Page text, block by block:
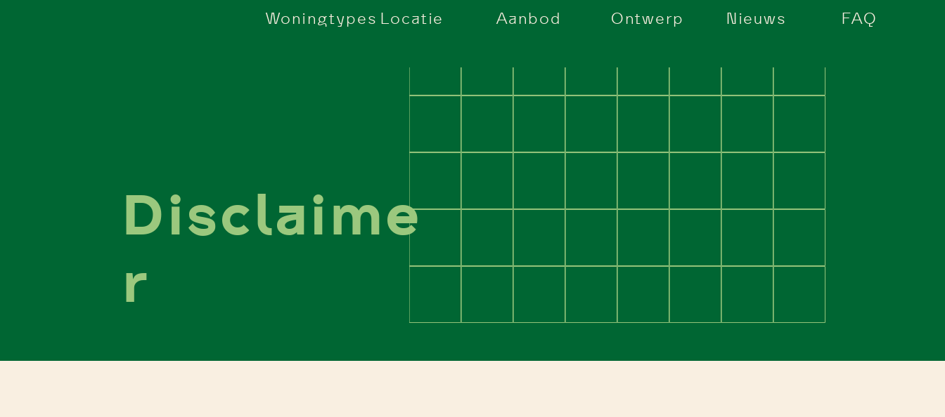
Woningtypes Locatie Aanbod Ontwerp Nieuws FAQ
Disclaime
r